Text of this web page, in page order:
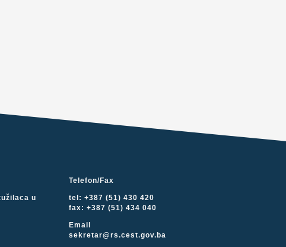
u
Telefon/Fax
tel: +387 (51) 430 420
fax: +387 (51) 434 040
Email
sekretar@rs.cest.gov.ba